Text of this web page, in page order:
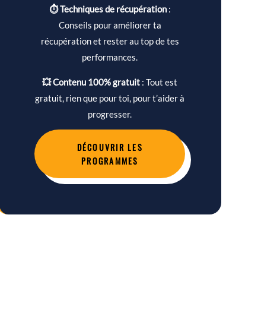
⏱ Techniques de récupération :
Conseils pour améliorer ta
récupération et rester au top de tes
performances.
💥 Contenu 100% gratuit : Tout est
gratuit, rien que pour toi, pour t’aider à
progresser.
DÉCOUVRIR LES
PROGRAMMES